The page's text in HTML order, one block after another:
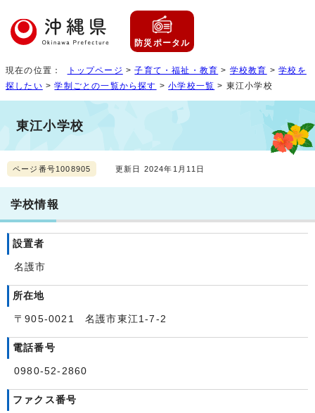
防災ポータル
現在の位置： トップページ >子育て・福祉・教育 > 学校教育 >学校を
探したい >学制ごとの一覧から探す >小学校一覧 > 東江小学校
東江小学校
ページ番号1008905 更新日 2024年1月11日
学校情報
設置者
名護市
所在地
〒905-0021 名護市東江1-7-2
電話番号
0980-52-2860
ファクス番号